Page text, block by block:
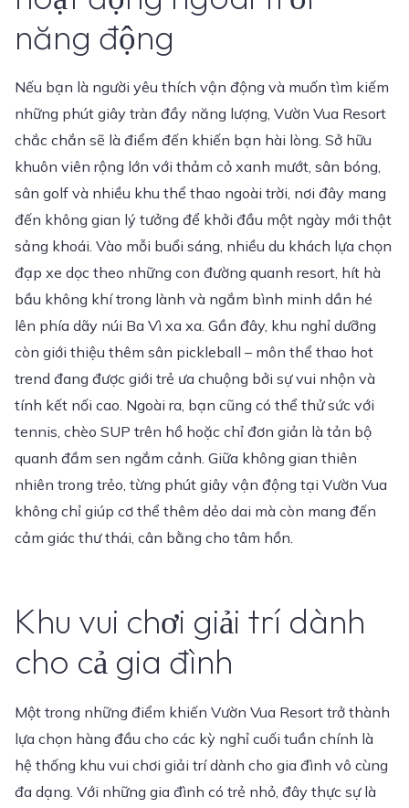
năng động
Nếu bạn là người yêu thích vận động và muốn tìm kiếm
những phút giây tràn đầy năng lượng, Vườn Vua Resort
chắc chắn sẽ là điểm đến khiến bạn hài lòng. Sở hữu
khuôn viên rộng lớn với thảm cỏ xanh mướt, sân bóng,
sân golf và nhiều khu thể thao ngoài trời, nơi đây mang
đến không gian lý tưởng để khởi đầu một ngày mới thật
sảng khoái. Vào mỗi buổi sáng, nhiều du khách lựa chọn
đạp xe dọc theo những con đường quanh resort, hít hà
bầu không khí trong lành và ngắm bình minh dần hé
lên phía dãy núi Ba Vì xa xa. Gần đây, khu nghỉ dưỡng
còn giới thiệu thêm sân pickleball – môn thể thao hot
trend đang được giới trẻ ưa chuộng bởi sự vui nhộn và
tính kết nối cao. Ngoài ra, bạn cũng có thể thử sức với
tennis, chèo SUP trên hồ hoặc chỉ đơn giản là tản bộ
quanh đầm sen ngắm cảnh. Giữa không gian thiên
nhiên trong trẻo, từng phút giây vận động tại Vườn Vua
không chỉ giúp cơ thể thêm dẻo dai mà còn mang đến
cảm giác thư thái, cân bằng cho tâm hồn.
Khu vui chơi giải trí dành
cho cả gia đình
Một trong những điểm khiến Vườn Vua Resort trở thành
lựa chọn hàng đầu cho các kỳ nghỉ cuối tuần chính là
hệ thống khu vui chơi giải trí dành cho gia đình vô cùng
đa dạng. Với những gia đình có trẻ nhỏ, đây thực sự là